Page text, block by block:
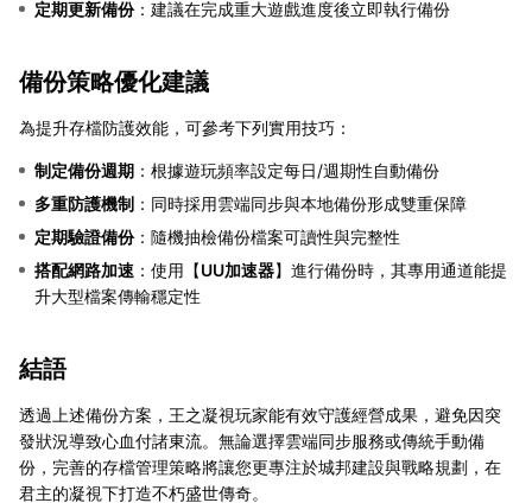
定期更新備份：建議在完成重大遊戲進度後立即執行備份
備份策略優化建議
為提升存檔防護效能，可參考下列實用技巧：
制定備份週期 ：根據遊玩頻率設定每日/週期性自動備份
多重防護機制 ：同時採用雲端同步與本地備份形成雙重保障
定期驗證備份：隨機抽檢備份檔案可讀性與完整性
搭配網路加速 ：使用【UU加速器】進行備份時，其專用通道能提
升大型檔案傳輸穩定性
結語
透過上述備份方案，王之凝視玩家能有效守護經營成果，避免因突
發狀況導致心血付諸東流。無論選擇雲端同步服務或傳統手動備
份，完善的存檔管理策略將讓您更專注於城邦建設與戰略規劃，在
君主的凝視下打造不朽盛世傳奇。